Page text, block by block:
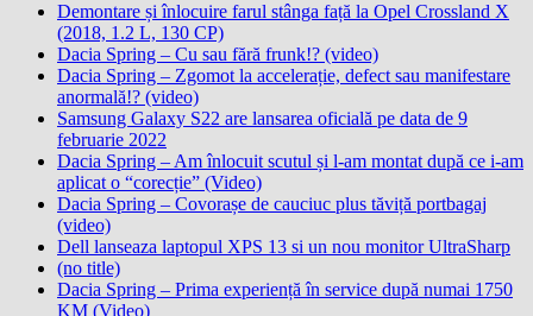
Demontare și înlocuire farul stânga față la Opel Crossland X
(2018, 1.2 L, 130 CP)
Dacia Spring – Cu sau fără frunk!? (video)
Dacia Spring – Zgomot la accelerație, defect sau manifestare
anormală!? (video)
Samsung Galaxy S22 are lansarea oficială pe data de 9
februarie 2022
Dacia Spring – Am înlocuit scutul și l-am montat după ce i-am
aplicat o “corecție” (Video)
Dacia Spring – Covorașe de cauciuc plus tăviță portbagaj
(video)
Dell lanseaza laptopul XPS 13 si un nou monitor UltraSharp
(no title)
Dacia Spring – Prima experiență în service după numai 1750
KM (Video)